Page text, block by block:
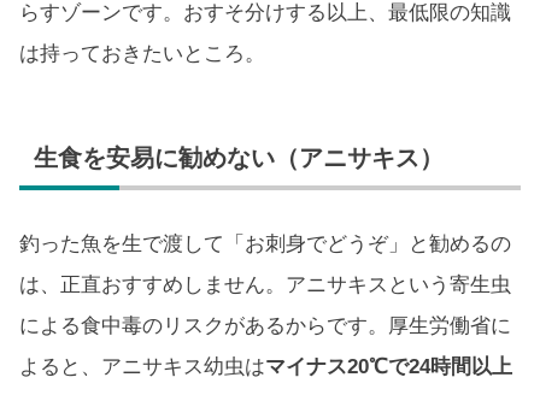
らすゾーンです。おすそ分けする以上、最低限の知識
は持っておきたいところ。
生食を安易に勧めない（アニサキス）
釣った魚を生で渡して「お刺身でどうぞ」と勧めるの
は、正直おすすめしません。アニサキスという寄生虫
による食中毒のリスクがあるからです。厚生労働省に
よると、アニサキス幼虫はマイナス20℃で24時間以上